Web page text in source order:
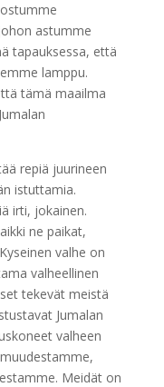
astumme
tapauksessa, että
lamppu.
tämä maailma
repiä juurineen
istuttamia.
irti, jokainen.
ne paikat,
valhe on
valheellinen
tekevät meistä
Jumalan
valheen
Meidät on